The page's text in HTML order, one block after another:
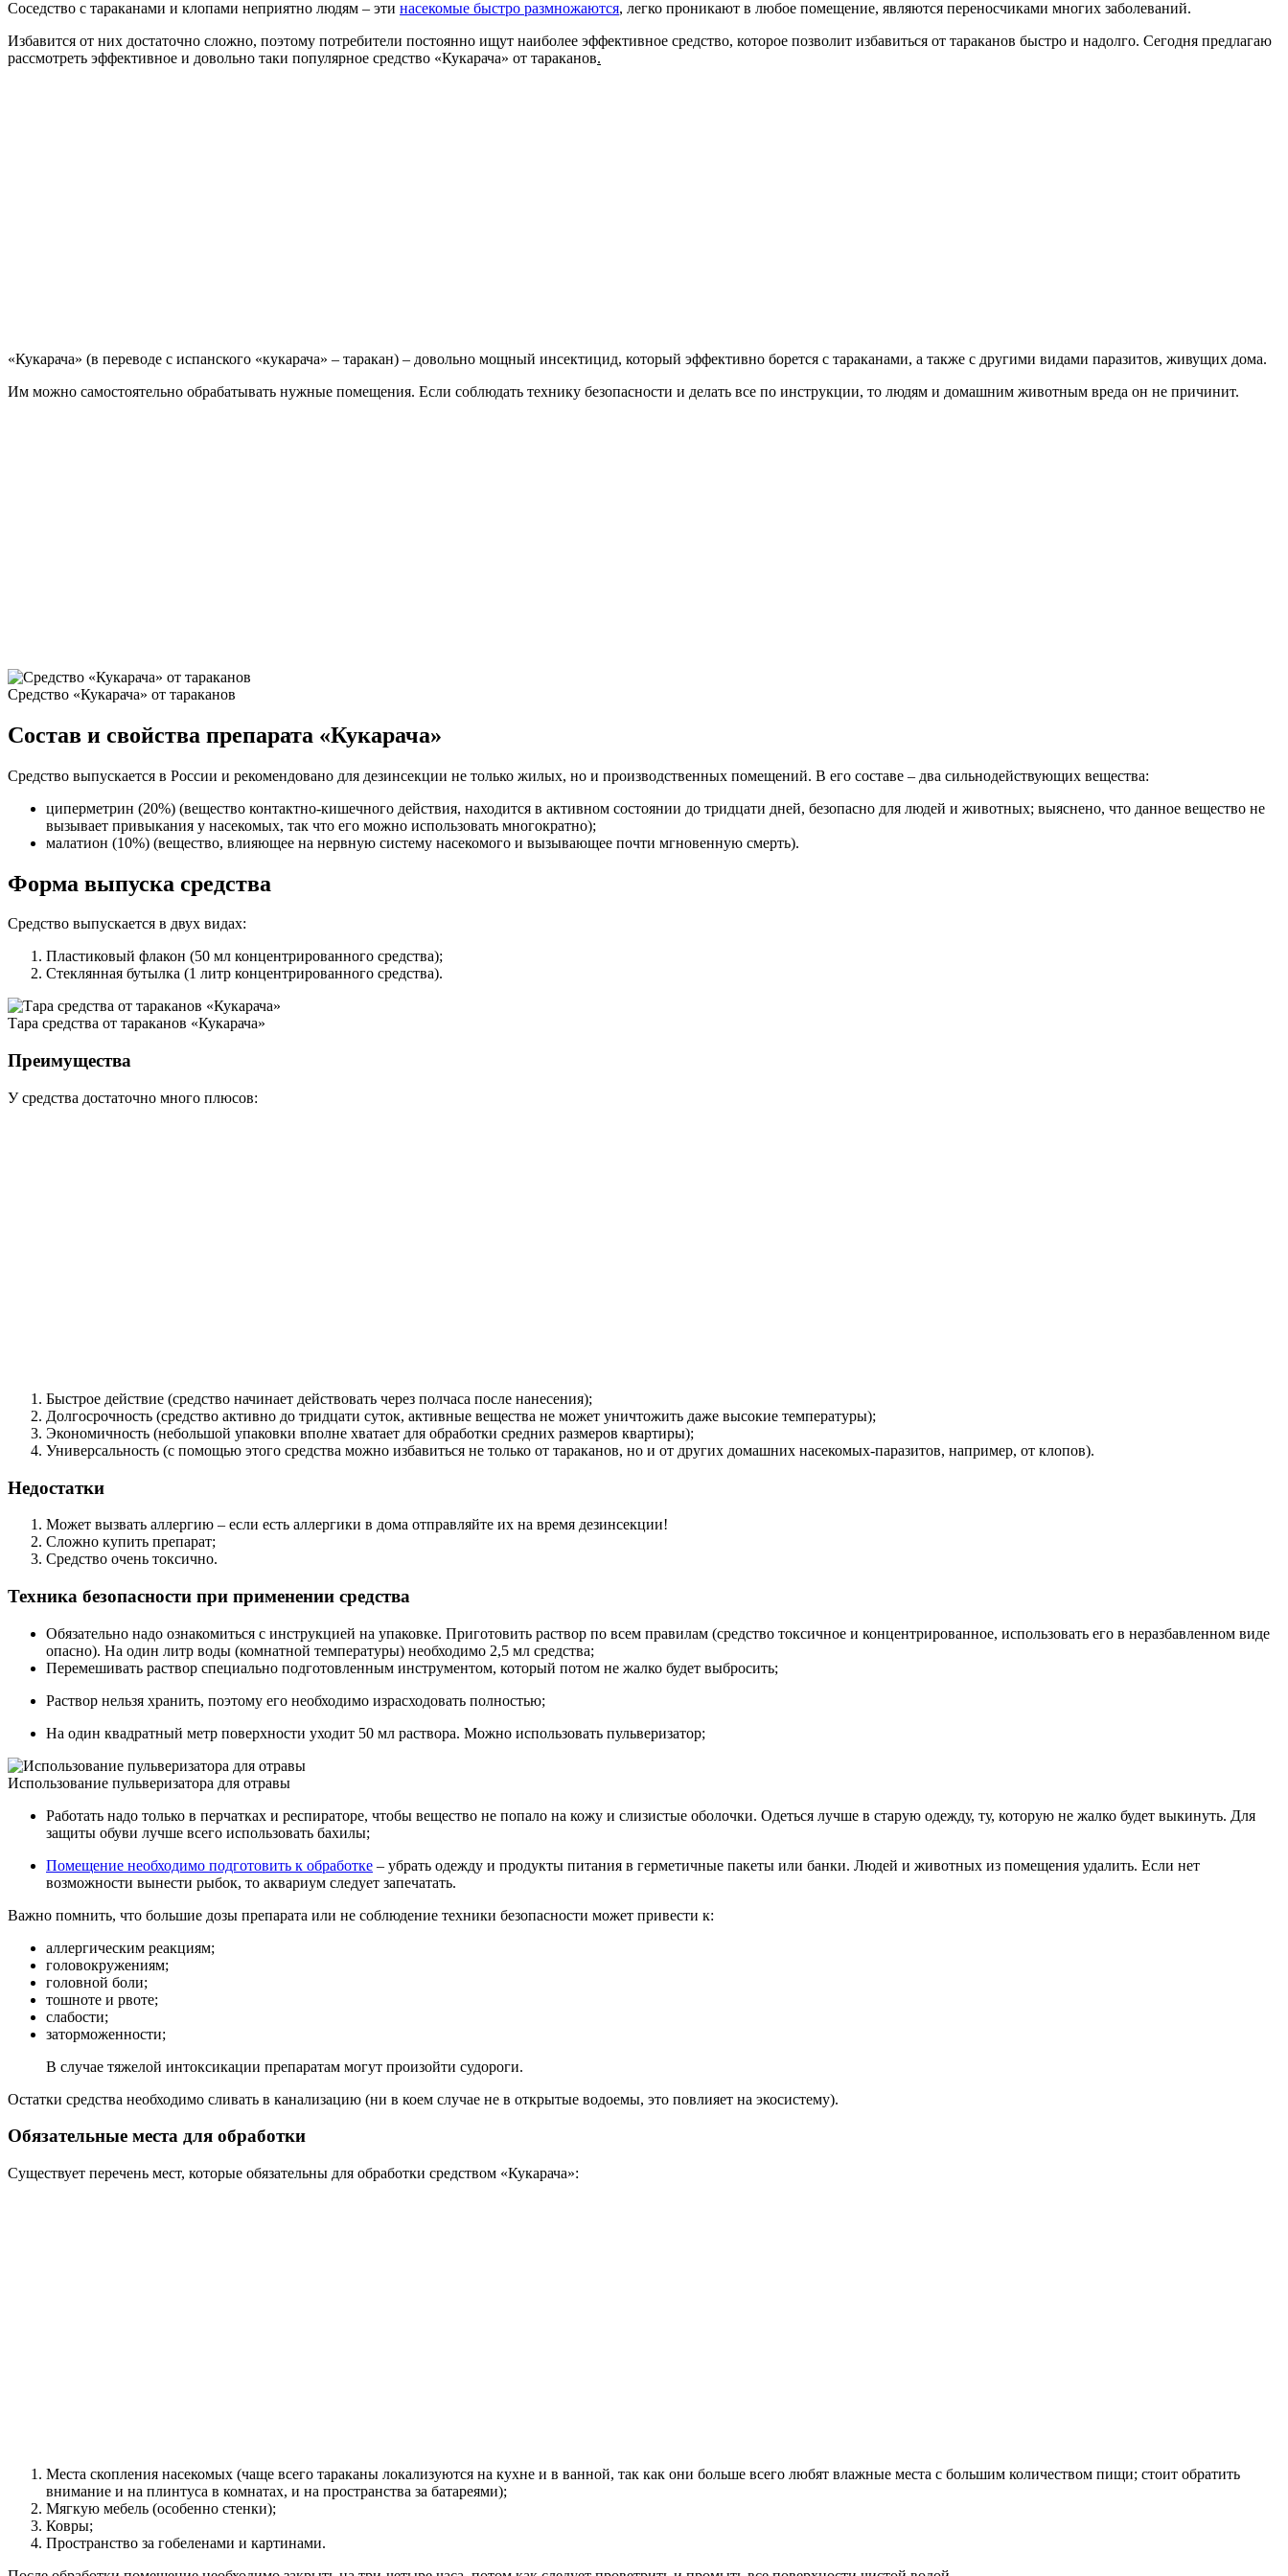
Соседство с тараканами и клопами неприятно людям – эти насекомые быстро размножаются, легко проникают в любое помещение, являются переносчиками многих заболеваний.
Избавится от них достаточно сложно, поэтому потребители постоянно ищут наиболее эффективное средство, которое позволит избавиться от тараканов быстро и надолго. Сегодня предлагаю
рассмотреть эффективное и довольно таки популярное средство «Кукарача» от тараканов.
«Кукарача» (в переводе с испанского «кукарача» – таракан) – довольно мощный инсектицид, который эффективно борется с тараканами, а также с другими видами паразитов, живущих дома.
Им можно самостоятельно обрабатывать нужные помещения. Если соблюдать технику безопасности и делать все по инструкции, то людям и домашним животным вреда он не причинит.
Средство «Кукарача» от тараканов
Состав и свойства препарата «Кукарача»
Средство выпускается в России и рекомендовано для дезинсекции не только жилых, но и производственных помещений. В его составе – два сильнодействующих вещества:
циперметрин (20%) (вещество контактно-кишечного действия, находится в активном состоянии до тридцати дней, безопасно для людей и животных; выяснено, что данное вещество не
вызывает привыкания у насекомых, так что его можно использовать многократно);
малатион (10%) (вещество, влияющее на нервную систему насекомого и вызывающее почти мгновенную смерть).
Форма выпуска средства
Средство выпускается в двух видах:
Пластиковый флакон (50 мл концентрированного средства);
Стеклянная бутылка (1 литр концентрированного средства).
Тара средства от тараканов «Кукарача»
Преимущества
У средства достаточно много плюсов:
Быстрое действие (средство начинает действовать через полчаса после нанесения);
Долгосрочность (средство активно до тридцати суток, активные вещества не может уничтожить даже высокие температуры);
Экономичность (небольшой упаковки вполне хватает для обработки средних размеров квартиры);
Универсальность (с помощью этого средства можно избавиться не только от тараканов, но и от других домашних насекомых-паразитов, например, от клопов).
Недостатки
Может вызвать аллергию – если есть аллергики в дома отправляйте их на время дезинсекции!
Сложно купить препарат;
Средство очень токсично.
Техника безопасности при применении средства
Обязательно надо ознакомиться с инструкцией на упаковке. Приготовить раствор по всем правилам (средство токсичное и концентрированное, использовать его в неразбавленном виде
опасно). На один литр воды (комнатной температуры) необходимо 2,5 мл средства;
Перемешивать раствор специально подготовленным инструментом, который потом не жалко будет выбросить;
Раствор нельзя хранить, поэтому его необходимо израсходовать полностью;
На один квадратный метр поверхности уходит 50 мл раствора. Можно использовать пульверизатор;
Использование пульверизатора для отравы
Работать надо только в перчатках и респираторе, чтобы вещество не попало на кожу и слизистые оболочки. Одеться лучше в старую одежду, ту, которую не жалко будет выкинуть. Для
защиты обуви лучше всего использовать бахилы;
Помещение необходимо подготовить к обработке – убрать одежду и продукты питания в герметичные пакеты или банки. Людей и животных из помещения удалить. Если нет
возможности вынести рыбок, то аквариум следует запечатать.
Важно помнить, что большие дозы препарата или не соблюдение техники безопасности может привести к:
аллергическим реакциям;
головокружениям;
головной боли;
тошноте и рвоте;
слабости;
заторможенности;
В случае тяжелой интоксикации препаратам могут произойти судороги.
Остатки средства необходимо сливать в канализацию (ни в коем случае не в открытые водоемы, это повлияет на экосистему).
Обязательные места для обработки
Существует перечень мест, которые обязательны для обработки средством «Кукарача»:
Места скопления насекомых (чаще всего тараканы локализуются на кухне и в ванной, так как они больше всего любят влажные места с большим количеством пищи; стоит обратить
внимание и на плинтуса в комнатах, и на пространства за батареями);
Мягкую мебель (особенно стенки);
Ковры;
Пространство за гобеленами и картинами.